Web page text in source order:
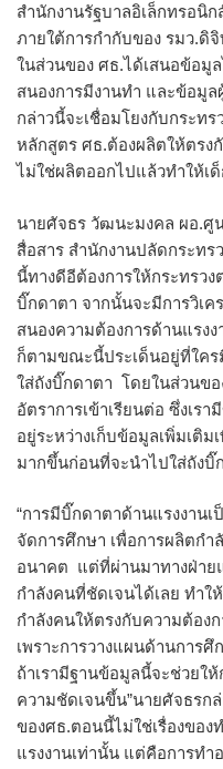
สำนักงานรัฐบาลอิเล็กทรอนิ
ภายใต้การกำกับของ รมว.ดิ
ในส่วนของ ศธ.ได้เสนอข้อมูล
สนองการมีงานทำ และข้อมู
กล่าวนี้จะเชื่อมโยงกับกระทร
หลักสูตร ศธ.ต้องผลิตให้ตรง
ไม่ใช่ผลิตออกไปแล้วทำให้เ
นายศัจธร วัฒนะมงคล ผอ.ศู
สื่อสาร สำนักงานปลัดกระท
นี้ทางดีอีต้องการให้กระทรวง
บิ๊กดาตา จากนั้นจะมีการวิเค
สนองความต้องการด้านแรง
ก็ตามขณะนี้ประเด็นอยู่ที่ใค
ใส่ถังบิ๊กดาตา โดยในส่วนขอ
อัตราการเข้าเรียนต่อ ซึ่งเ
อยู่ระหว่างเก็บข้อมูลเพิ่มเติ
มากขึ้นก่อนที่จะนำไปใส่ถังบิ๊
“การมีบิ๊กดาตาด้านแรงงาน
จัดการศึกษา เพื่อการผลิตกำ
อนาคต แต่ที่ผ่านมาทางฝ่าย
กำลังคนที่ชัดเจนได้เลย ทำใ
กำลังคนให้ตรงกับความต้อง
เพราะการวางแผนด้านการ
ถ้าเรามีฐานข้อมูลนี้จะช่วยใ
ความชัดเจนขึ้น”นายศัจธรก
ของศธ.ตอนนี้ไม่ใช่เรื่องของ
แรงงานเท่านั้น แต่คือการทำ